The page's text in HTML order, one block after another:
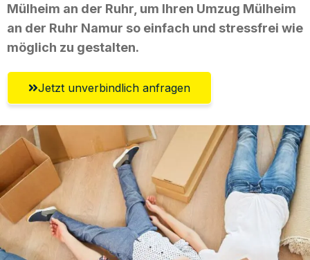
Mülheim an der Ruhr, um Ihren Umzug Mülheim
an der Ruhr Namur so einfach und stressfrei wie
möglich zu gestalten.
Jetzt unverbindlich anfragen